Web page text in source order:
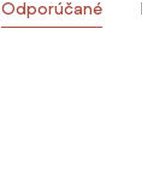
Odporúčané